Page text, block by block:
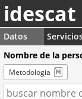
idescat
Datos
Nombre de la
Metodología